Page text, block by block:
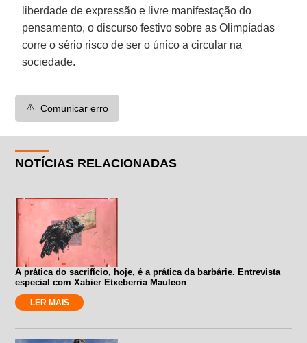
liberdade de expressão e livre manifestação do
pensamento, o discurso festivo sobre as Olimpíadas
corre o sério risco de ser o único a circular na
sociedade.
⚠️ Comunicar erro
NOTÍCIAS RELACIONADAS
A prática do sacrifício, hoje, é a prática da barbárie. Entrevista
especial com Xabier Etxeberria Mauleon
LER MAIS